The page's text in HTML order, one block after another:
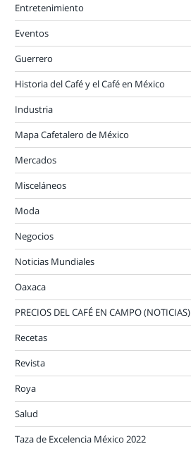
Entretenimiento
Eventos
Guerrero
Historia del Café y el Café en México
Industria
Mapa Cafetalero de México
Mercados
Misceláneos
Moda
Negocios
Noticias Mundiales
Oaxaca
PRECIOS DEL CAFÉ EN CAMPO (NOTICIAS)
Recetas
Revista
Roya
Salud
Taza de Excelencia México 2022